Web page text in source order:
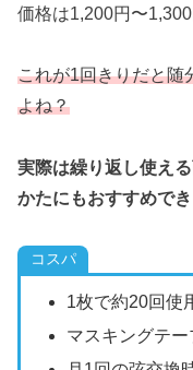
価格は1,200円〜
これが1回きりだと随
よね？
実際は繰り返し使え
かたにもおすすめでき
コスパ
1枚で約20回使
マスキングテ